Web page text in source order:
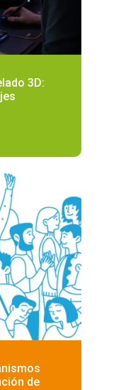
3D:
de